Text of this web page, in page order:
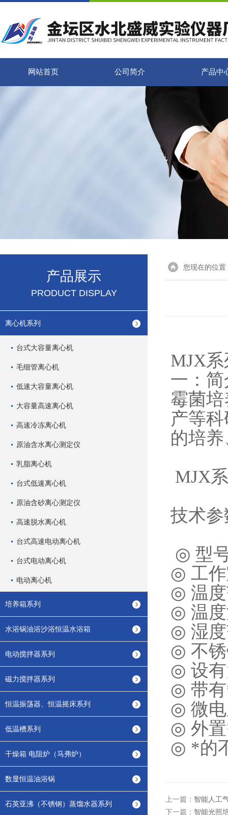
网站首页 公司简介 产品中
产品展示
PRODUCT DISPLAY
离心机系列
台式大容量离心机
毛细管离心机
低速大容量离心机
大容量高速离心机
高速冷冻离心机
原油含水离心测定仪
乳脂离心机
台式低速离心机
原油含砂离心测定仪
高速脱水离心机
台式高速电动离心机
台式电动离心机
电动离心机
培养箱系列
水浴锅油浴沙浴恒温水浴箱
电动搅拌器系列
磁力搅拌器系列
恒温振荡器、恒温摇床系列
低温槽系列
干燥箱 电阻炉（马弗炉）
数显恒温油浴锅
石英亚沸（不锈钢）蒸馏水器系列
您现在的位置
MJX
一：
霉菌
产等
的培
MJX
技术
◎ 型
◎ 工
◎ 温
◎ 温
◎ 湿
◎ 不
◎ 设
◎ 带
◎ 微
◎ 外
◎ *的
上一篇： 智能人工
下一篇： 智能光照